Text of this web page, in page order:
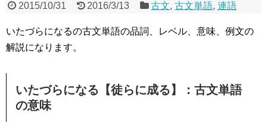
2015/10/31 2016/3/13 古文,古文単語,連語
いたづらになるの古文単語の品詞、レベル、意味、例文の
解説になります。
いたづらになる【徒らに成る】：古文単語
の意味